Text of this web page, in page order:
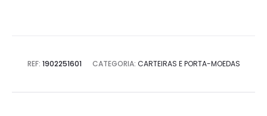
REF: 1902251601 CATEGORIA: CARTEIRAS E PORTA-MOEDAS